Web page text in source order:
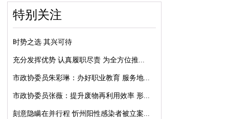
特别关注
时势之选 其兴可待
充分发挥优势 认真履职尽责 为全方位推...
市政协委员朱彩琳：办好职业教育 服务地...
市政协委员张薇：提升废物再利用效率 形...
刻意隐瞒在并行程 忻州阳性感染者被立案...